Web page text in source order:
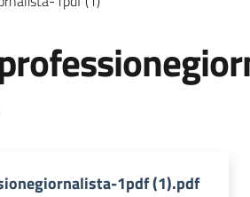
1pdf (1).pdf